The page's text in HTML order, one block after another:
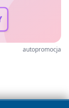
autopromocja